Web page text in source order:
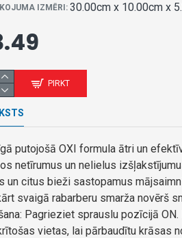
IZMĒRI: 30.00cm x 10.00cm x
PIRKT
putojošā OXI formula ātri un
netīrumus un nelielus
un citus bieži sastopamus
svaigā rabarberu smarža novērš
Pagrieziet sprauslu pozīcijā
vietas, lai pārbaudītu krāsas